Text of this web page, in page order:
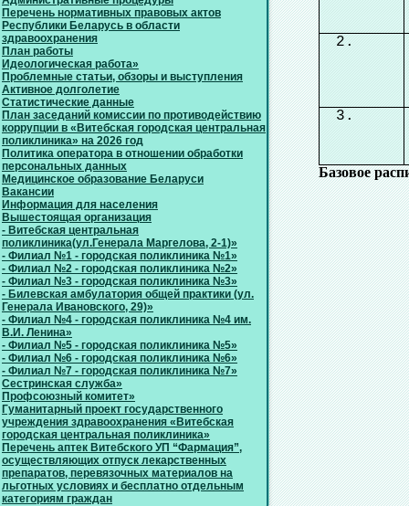
Перечень нормативных правовых актов
Республики Беларусь в области
здравоохранения
План работы
Идеологическая работа»
Проблемные статьи, обзоры и выступления
Активное долголетие
Статистические данные
План заседаний комиссии по противодействию
коррупции в «Витебская городская центральная
поликлиника» на 2026 год
Политика оператора в отношении обработки
персональных данных
Медицинское образование Беларуси
Вакансии
Информация для населения
Вышестоящая организация
- Витебская центральная
поликлиника(ул.Генерала Маргелова, 2-1)»
- Филиал №1 - городская поликлиника №1»
- Филиал №2 - городская поликлиника №2»
- Филиал №3 - городская поликлиника №3»
- Билевская амбулатория общей практики (ул.
Генерала Ивановского, 29)»
- Филиал №4 - городская поликлиника №4 им.
В.И. Ленина»
- Филиал №5 - городская поликлиника №5»
- Филиал №6 - городская поликлиника №6»
- Филиал №7 - городская поликлиника №7»
Сестринская служба»
Профсоюзный комитет»
Гуманитарный проект государственного
учреждения здравоохранения «Витебская
городская центральная поликлиника»
Перечень аптек Витебского УП “Фармация”,
осуществляющих отпуск лекарственных
препаратов, перевязочных материалов на
льготных условиях и бесплатно отдельным
категориям граждан
Базовое